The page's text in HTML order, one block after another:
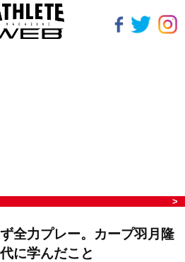
全力プレー。カープ羽月隆
に学んだこと